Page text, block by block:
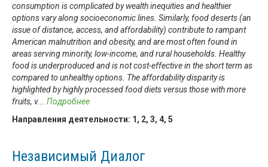
consumption is complicated by wealth inequities and healthier
options vary along socioeconomic lines. Similarly, food deserts (an
issue of distance, access, and affordability) contribute to rampant
American malnutrition and obesity, and are most often found in
areas serving minority, low-income, and rural households. Healthy
food is underproduced and is not cost-effective in the short term as
compared to unhealthy options. The affordability disparity is
highlighted by highly processed food diets versus those with more
fruits, v... Подробнее
Направления деятельности: 1 , 2, 3, 4, 5
Независимый Диалог